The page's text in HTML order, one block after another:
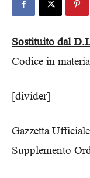
Sostituito dal
Codice in
[divider]
Gazzetta
Supplemento